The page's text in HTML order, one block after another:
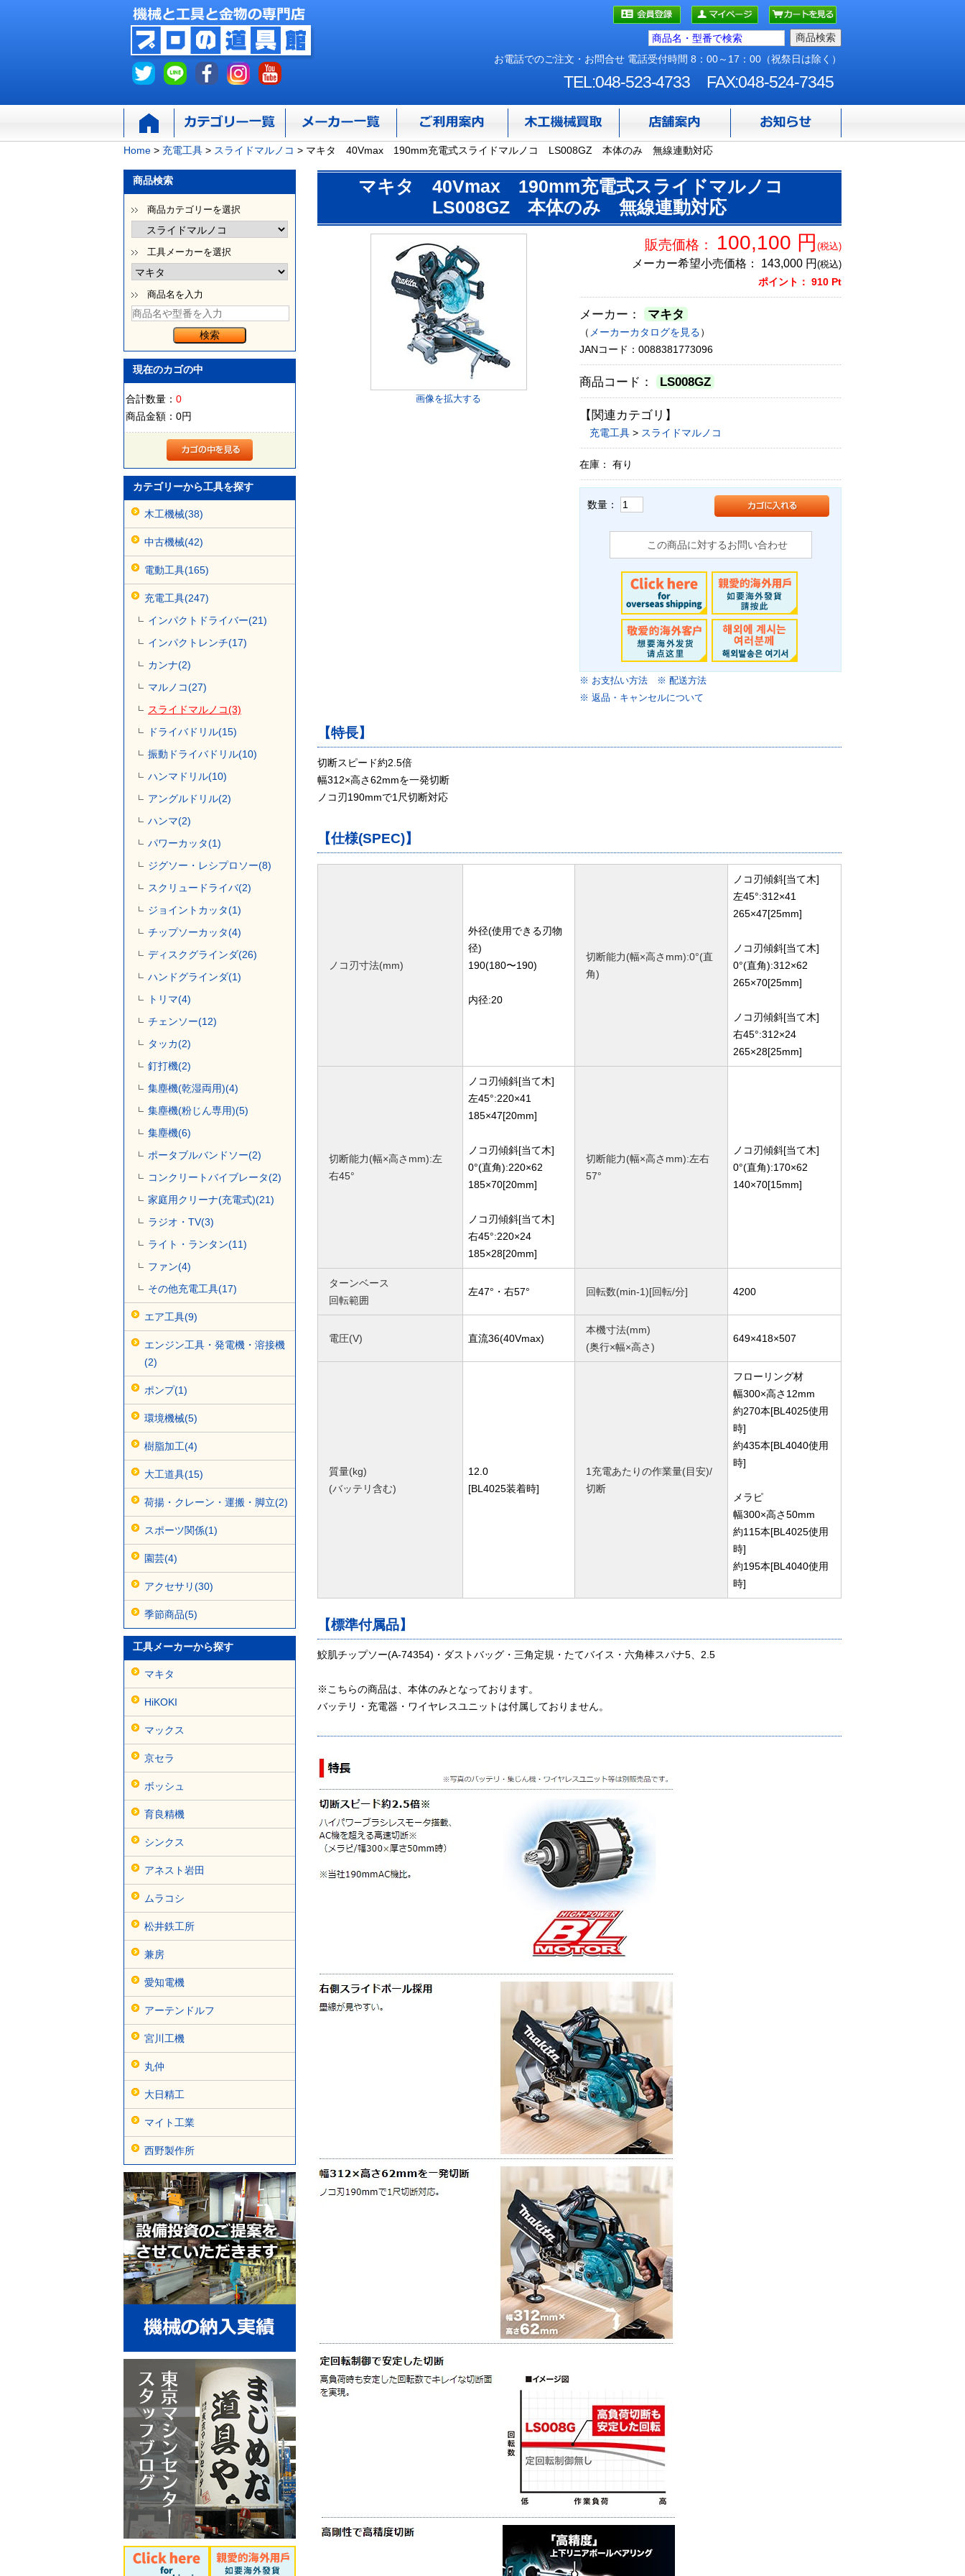
お電話でのご注文・お問合せ 電話受付時間 8：00～17：00（祝祭日は除く）
TEL:048-523-4733 FAX:048-524-7345
Home > 充電工具 > スライドマルノコ > マキタ 40Vmax 190mm充電式スライドマルノコ LS008GZ 本体のみ 無線連動対応
マキタ 40Vmax 190mm充電式スライドマルノコ
LS008GZ 本体のみ 無線連動対応
画像を拡大する
販売価格： 100,100 円 (税込)
メーカー希望小売価格： 143,000 円 (税込)
ポイント： 910 Pt
メーカー： マキタ
（ メーカーカタログを見る）
JANコード：0088381773096
商品コード： LS008GZ
【関連カテゴリ】
充電工具 > スライドマルノコ
在庫： 有り
数量：
この商品に対するお問い合わせ
※ お支払い方法
※ 配送方法
※ 返品・キャンセルについて
【特長】
切断スピード約2.5倍
幅312×高さ62mmを一発切断
ノコ刃190mmで1尺切断対応
【仕様(SPEC)】
ノコ刃寸法(mm)
外径(使用できる刃物
径)
190(180〜190)
内径:20
切断能力(幅×高さmm):0°(直
角)
ノコ刃傾斜[当て木]
左45°:312×41
265×47[25mm]
ノコ刃傾斜[当て木]
0°(直角):312×62
265×70[25mm]
ノコ刃傾斜[当て木]
右45°:312×24
265×28[25mm]
切断能力(幅×高さmm):左
右45°
ノコ刃傾斜[当て木]
左45°:220×41
185×47[20mm]
ノコ刃傾斜[当て木]
0°(直角):220×62
185×70[20mm]
ノコ刃傾斜[当て木]
右45°:220×24
185×28[20mm]
切断能力(幅×高さmm):左右
57°
ノコ刃傾斜[当て木]
0°(直角):170×62
140×70[15mm]
ターンベース
回転範囲
左47°・右57° 回転数(min-1)[回転/分] 4200
電圧(V) 直流36(40Vmax)
本機寸法(mm)
(奥行×幅×高さ)
649×418×507
質量(kg)
(バッテリ含む)
12.0
[BL4025装着時]
1充電あたりの作業量(目安)/
切断
フローリング材
幅300×高さ12mm
約270本[BL4025使用
時]
約435本[BL4040使用
時]
メラピ
幅300×高さ50mm
約115本[BL4025使用
時]
約195本[BL4040使用
時]
【標準付属品】
鮫肌チップソー(A-74354)・ダストバッグ・三角定規・たてバイス・六角棒スパナ5、2.5
※こちらの商品は、本体のみとなっております。
バッテリ・充電器・ワイヤレスユニットは付属しておりません。
商品検索
商品カテゴリーを選択
工具メーカーを選択
商品名を入力
現在のカゴの中
合計数量：0
商品金額：0円
カテゴリーから工具を探す
木工機械(38)
中古機械(42)
電動工具(165)
充電工具(247)
インパクトドライバー(21)
インパクトレンチ(17)
カンナ(2)
マルノコ(27)
スライドマルノコ(3)
ドライバドリル(15)
振動ドライバドリル(10)
ハンマドリル(10)
アングルドリル(2)
ハンマ(2)
パワーカッタ(1)
ジグソー・レシプロソー(8)
スクリュードライバ(2)
ジョイントカッタ(1)
チップソーカッタ(4)
ディスクグラインダ(26)
ハンドグラインダ(1)
トリマ(4)
チェンソー(12)
タッカ(2)
釘打機(2)
集塵機(乾湿両用)(4)
集塵機(粉じん専用)(5)
集塵機(6)
ポータブルバンドソー(2)
コンクリートバイブレータ(2)
家庭用クリーナ(充電式)(21)
ラジオ・TV(3)
ライト・ランタン(11)
ファン(4)
その他充電工具(17)
エア工具(9)
エンジン工具・発電機・溶接機
(2)
ポンプ(1)
環境機械(5)
樹脂加工(4)
大工道具(15)
荷揚・クレーン・運搬・脚立(2)
スポーツ関係(1)
園芸(4)
アクセサリ(30)
季節商品(5)
工具メーカーから探す
マキタ
HiKOKI
マックス
京セラ
ボッシュ
育良精機
シンクス
アネスト岩田
ムラコシ
松井鉄工所
兼房
愛知電機
アーテンドルフ
宮川工機
丸仲
大日精工
マイト工業
西野製作所